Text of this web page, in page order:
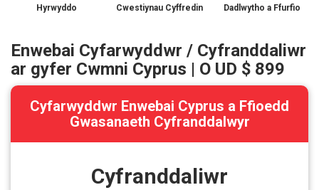
Hyrwyddo Cwestiynau Cyffredin Dadlwytho a Ffurfio
Enwebai Cyfarwyddwr / Cyfranddaliwr
ar gyfer Cwmni Cyprus | O UD $ 899
Cyfarwyddwr Enwebai Cyprus a Ffioedd
Gwasanaeth Cyfranddalwyr
Cyfranddaliwr